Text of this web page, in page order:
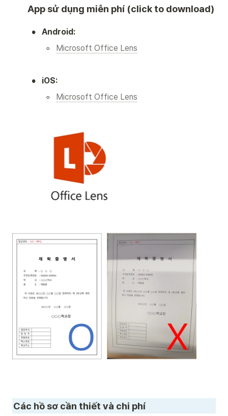
App sử dụng miễn phí (click to download)
• Android:
◦ Microsoft Office Lens
• iOS:
◦ Microsoft Office Lens
Các hồ sơ cần thiết và chi phí